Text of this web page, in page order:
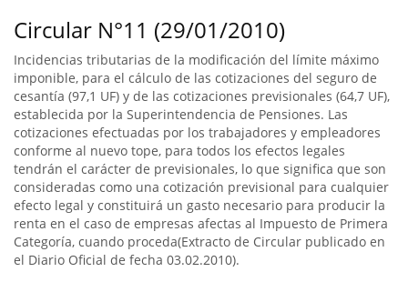
Circular N°11 (29/01/2010)
Incidencias tributarias de la modificación del límite máximo
imponible, para el cálculo de las cotizaciones del seguro de
cesantía (97,1 UF) y de las cotizaciones previsionales (64,7 UF),
establecida por la Superintendencia de Pensiones. Las
cotizaciones efectuadas por los trabajadores y empleadores
conforme al nuevo tope, para todos los efectos legales
tendrán el carácter de previsionales, lo que significa que son
consideradas como una cotización previsional para cualquier
efecto legal y constituirá un gasto necesario para producir la
renta en el caso de empresas afectas al Impuesto de Primera
Categoría, cuando proceda(Extracto de Circular publicado en
el Diario Oficial de fecha 03.02.2010).